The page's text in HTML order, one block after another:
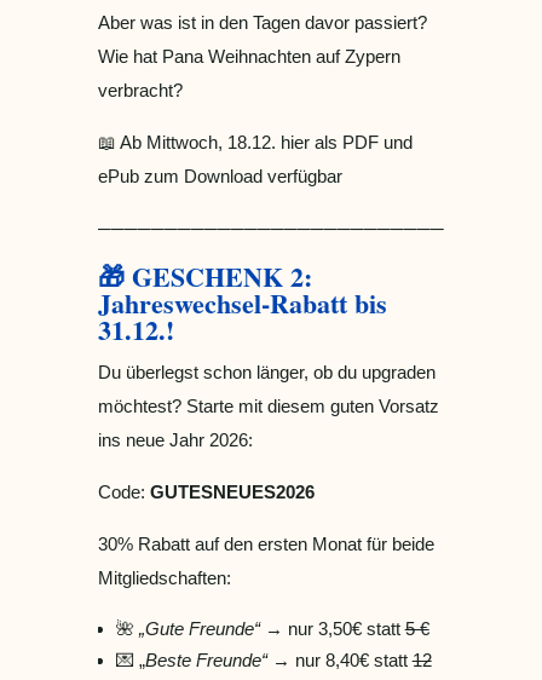
Aber was ist in den Tagen davor passiert?
Wie hat Pana Weihnachten auf Zypern
verbracht?
📖 Ab Mittwoch, 18.12. hier als PDF und
ePub zum Download verfügbar
────────────────────────────────
🎁 GESCHENK 2:
Jahreswechsel-Rabatt bis
31.12.!
Du überlegst schon länger, ob du upgraden
möchtest? Starte mit diesem guten Vorsatz
ins neue Jahr 2026:
Code: GUTESNEUES2026
30% Rabatt auf den ersten Monat für beide
Mitgliedschaften:
🌺 „Gute Freunde“→ nur 3,50€ statt5 €
💌 „Beste Freunde“→ nur 8,40€ statt12